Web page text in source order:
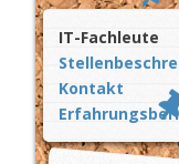
IT-Fachleute
Kontakt